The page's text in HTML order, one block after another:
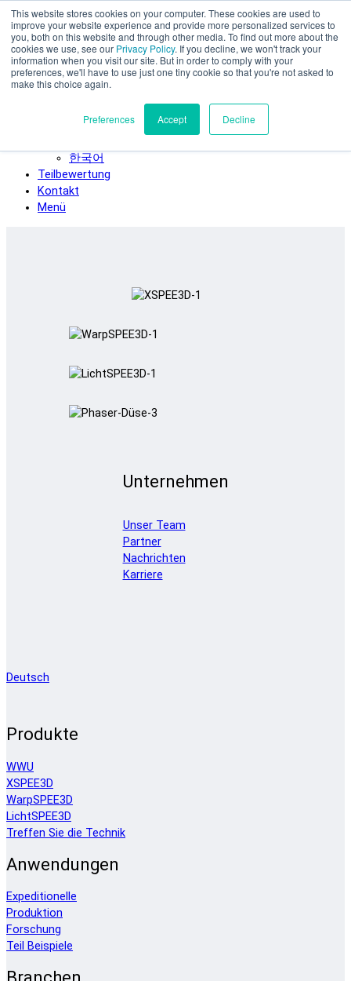
This website stores cookies on your computer. These cookies are used to
improve your website experience and provide more personalized services to
you, both on this website and through other media. To find out more about the
cookies we use, see our Privacy Policy. If you decline, we won't track your
information when you visit our site. But in order to comply with your
preferences, we'll have to use just one tiny cookie so that you're not asked to
make this choice again.
Preferences Accept Decline
Zum Hauptinhalt springen
SPEE3D
Deutsch
English
Español
Italiano
한국어
Teilbewertung
Kontakt
Menü
Unternehmen
Unser Team
Partner
Nachrichten
Karriere
Deutsch
Produkte
WWU
XSPEE3D
WarpSPEE3D
LichtSPEE3D
Treffen Sie die Technik
Anwendungen
Expeditionelle
Produktion
Forschung
Teil Beispiele